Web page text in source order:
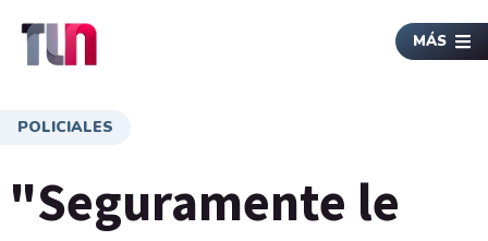
MÁS
POLICIALES
"Seguramente le